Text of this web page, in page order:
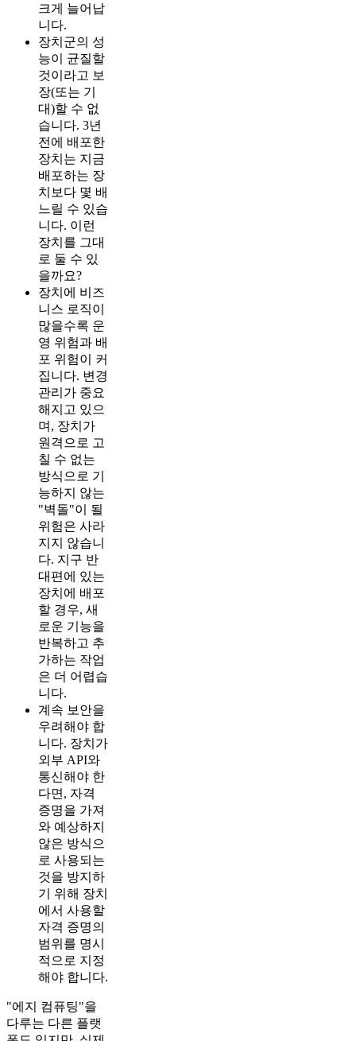
크게 늘어납
니다.
장치군의 성
능이 균질할
것이라고 보
장(또는 기
대)할 수 없
습니다. 3년
전에 배포한
장치는 지금
배포하는 장
치보다 몇 배
느릴 수 있습
니다. 이런
장치를 그대
로 둘 수 있
을까요?
장치에 비즈
니스 로직이
많을수록 운
영 위험과 배
포 위험이 커
집니다. 변경
관리가 중요
해지고 있으
며, 장치가
원격으로 고
칠 수 없는
방식으로 기
능하지 않는
"벽돌"이 될
위험은 사라
지지 않습니
다. 지구 반
대편에 있는
장치에 배포
할 경우, 새
로운 기능을
반복하고 추
가하는 작업
은 더 어렵습
니다.
계속 보안을
우려해야 합
니다. 장치가
외부 API와
통신해야 한
다면, 자격
증명을 가져
와 예상하지
않은 방식으
로 사용되는
것을 방지하
기 위해 장치
에서 사용할
자격 증명의
범위를 명시
적으로 지정
해야 합니다.
"에지 컴퓨팅"을
다루는 다른 플랫